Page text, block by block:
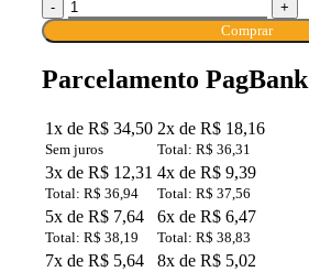
Comprar
Parcelamento PagBank
1x de R$ 34,50
Sem juros
2x de R$ 18,16
Total: R$ 36,31
3x de R$ 12,31
Total: R$ 36,94
4x de R$ 9,39
Total: R$ 37,56
5x de R$ 7,64
Total: R$ 38,19
6x de R$ 6,47
Total: R$ 38,83
7x de R$ 5,64 8x de R$ 5,02